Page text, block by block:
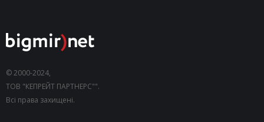
© 2000-2024,
ТОВ "КЕПРЕЙТ ПАРТНЕРС"".
Всі права захищені.